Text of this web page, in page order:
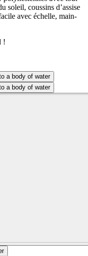
soleil, coussins d’assise
avec échelle, main-
!